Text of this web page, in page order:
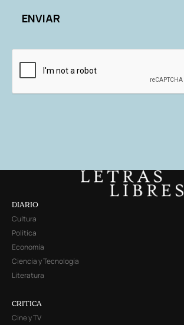
DIARIO
Cultura
Política
Economía
Ciencia y Tecnología
Literatura
CRITICA
Cine y TV